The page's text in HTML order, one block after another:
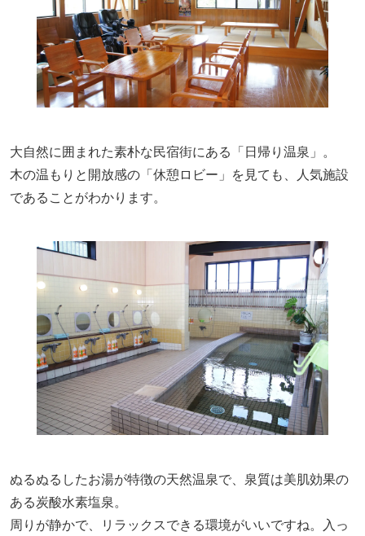
大自然に囲まれた素朴な民宿街にある「日帰り温泉」。
木の温もりと開放感の「休憩ロビー」を見ても、人気施設
であることがわかります。
ぬるぬるしたお湯が特徴の天然温泉で、泉質は美肌効果の
ある炭酸水素塩泉。
周りが静かで、リラックスできる環境がいいですね。入っ